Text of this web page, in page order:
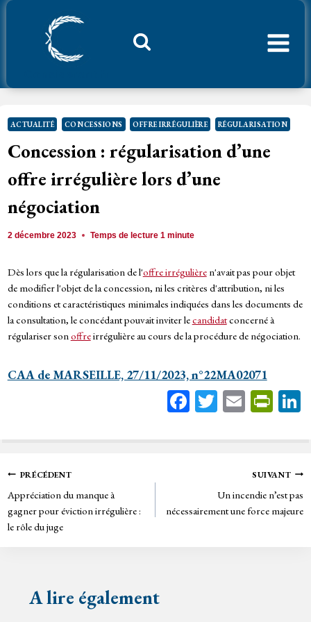
Aller
ACTUALITÉ CONCESSIONS OFFRE IRRÉGULIÈRE RÉGULARISATION
Concession : régularisation d’une
offre irrégulière lors d’une
négociation
2 décembre 2023 Temps de lecture1 minute
Dès lors que la régularisation de l'offre irrégulièren'avait pas pour objet
de modifier l'objet de la concession, ni les critères d'attribution, ni les
conditions et caractéristiques minimales indiquées dans les documents de
la consultation, le concédant pouvait inviter lecandidatconcerné à
régulariser sonoffreirrégulière au cours de la procédure de négociation.
CAA de MARSEILLE, 27/11/2023, n°22MA02071
Fa
bo
T
tt
E
ail
Pr
tF
rie
n
dl
Navigation
de
l’article
PRÉCÉDENT
Appréciation du manque à
gagner pour éviction irrégulière :
le rôle du juge
SUIVANT
Un incendie n’est pas
nécessairement une force majeure
A lire également